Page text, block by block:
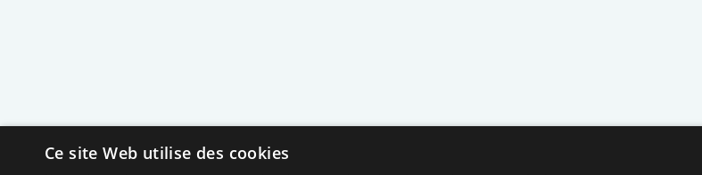
Ce site Web utilise des cookies